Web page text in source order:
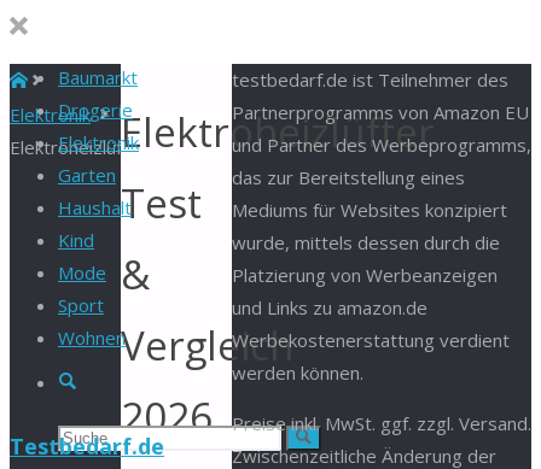
Baumarkt
Drogerie
Elektronik
Garten
Haushalt
Kind
Mode
Sport
Wohnen
Suche
Suchen Suche
Testbedarf.de
Start
Elektronik
ElektroheizlüfterElektroheizlüfter
Test
&
Vergleich
2026
testbedarf.de ist Teilnehmer des
Partnerprogramms von Amazon EU
und Partner des Werbeprogramms,
das zur Bereitstellung eines
Mediums für Websites konzipiert
wurde, mittels dessen durch die
Platzierung von Werbeanzeigen
und Links zu amazon.de
Werbekostenerstattung verdient
werden können.
Preise inkl. MwSt. ggf. zzgl. Versand.
Zwischenzeitliche Änderung der